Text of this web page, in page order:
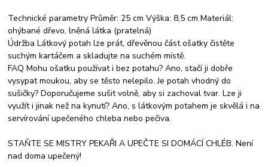
Technické parametry Průměr: 25 cm Výška: 8,5 cm Materiál:
ohýbané dřevo, lněná látka (pratelná)
Údržba Látkový potah lze prát, dřevěnou část ošatky čistěte
suchým kartáčem a skladujte na suchém místě.
FAQ Mohu ošatku používat i bez potahu? Ano, stačí ji dobře
vysypat moukou, aby se těsto nelepilo. Je potah vhodný do
sušičky? Doporučujeme sušit volně, aby si zachoval tvar. Lze ji
využít i jinak než na kynutí? Ano, s látkovým potahem je skvělá i na
servírování upečeného chleba nebo pečiva.
STAŇTE SE MISTRY PEKAŘI A UPEČTE SI DOMÁCÍ CHLÉB. Není
nad doma upečený!